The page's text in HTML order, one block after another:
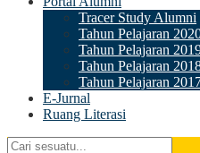
Tracer Study Alumni
Tahun Pelajaran
Tahun Pelajaran
Tahun Pelajaran
Tahun Pelajaran
E-Jurnal
Ruang Literasi